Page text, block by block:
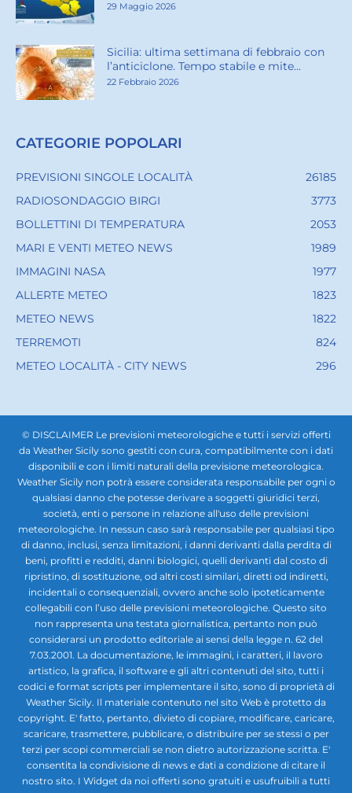
29 Maggio 2026
Sicilia: ultima settimana di febbraio con
l’anticiclone. Tempo stabile e mite...
22 Febbraio 2026
CATEGORIE POPOLARI
PREVISIONI SINGOLE LOCALITÀ
26185
RADIOSONDAGGIO BIRGI
3773
BOLLETTINI DI TEMPERATURA
2053
MARI E VENTI METEO NEWS
1989
IMMAGINI NASA
1977
ALLERTE METEO
1823
METEO NEWS
1822
TERREMOTI
824
METEO LOCALITÀ - CITY NEWS
296
© DISCLAIMER Le previsioni meteorologiche e tutti i servizi offerti
da Weather Sicily sono gestiti con cura, compatibilmente con i dati
disponibili e con i limiti naturali della previsione meteorologica.
Weather Sicily non potrà essere considerata responsabile per ogni o
qualsiasi danno che potesse derivare a soggetti giuridici terzi,
società, enti o persone in relazione all'uso delle previsioni
meteorologiche. In nessun caso sarà responsabile per qualsiasi tipo
di danno, inclusi, senza limitazioni, i danni derivanti dalla perdita di
beni, profitti e redditi, danni biologici, quelli derivanti dal costo di
ripristino, di sostituzione, od altri costi similari, diretti od indiretti,
incidentali o consequenziali, ovvero anche solo ipoteticamente
collegabili con l’uso delle previsioni meteorologiche. Questo sito
non rappresenta una testata giornalistica, pertanto non può
considerarsi un prodotto editoriale ai sensi della legge n. 62 del
7.03.2001. La documentazione, le immagini, i caratteri, il lavoro
artistico, la grafica, il software e gli altri contenuti del sito, tutti i
codici e format scripts per implementare il sito, sono di proprietà di
Weather Sicily. Il materiale contenuto nel sito Web è protetto da
copyright. E' fatto, pertanto, divieto di copiare, modificare, caricare,
scaricare, trasmettere, pubblicare, o distribuire per se stessi o per
terzi per scopi commerciali se non dietro autorizzazione scritta. E'
consentita la condivisione di news e dati a condizione di citare il
nostro sito. I Widget da noi offerti sono gratuiti e usufruibili a tutti